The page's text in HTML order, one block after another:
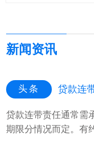
新闻资讯
头条 贷款连
贷款连带责任通常需
期限分情况而定。有